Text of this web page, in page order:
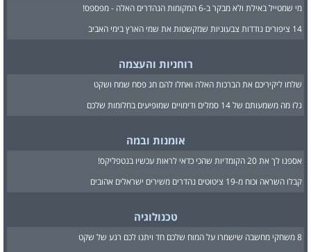
מי שמטייל באילת ולא מבקר ב-6 המקומות הנהדרים האלה - מפספס!
14 ציפורים נודדות צבעוניות שמקשטות את שמי הארץ בימי האביב
רוחניות והעצמה
שלחו ליקיריכם את הברכות האלה ואחלו להם חג פסח שמח ושקט
גלו מה משמעותם של 14 סמלים ודימויים שמופיעים בחלומות שלכם
אומנות ובמה
אספנו לך את 20 הקומדיות שהכי כדאי לראות עכשיו בנטפליקס!
קבלו השראה וכוח מ-19 ציטוטים נהדרים משירים ישראלים אהובים
טכנולוגיה
8 משחקי מחשבה שישמרו על המוח שלכם חד ויתנו לכם רגע של שקט